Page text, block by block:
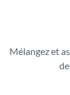
Mélangez et